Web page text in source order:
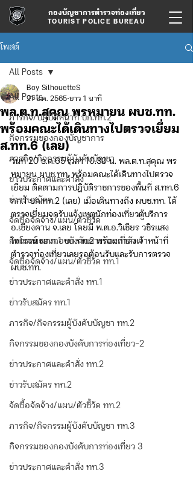
กองบัญชาการตำรวจท่องเที่ยว
TOURIST POLICE BUREAU
โพสต์
All Posts
ภารกิจ/ปฏิบัติหน้าที่ บก.ทท.2
กิจกรรมของกองบัญชาการ
ภารกิจ/กิจกรรมผู้บังคับบัญชา
ข่าวประกาศและคำสั่ง
ข่าวรับสมัคร
จัดซื้อจัดจ้าง/แผน/ตัวชี้วัด
กิจกรรมของกองบังคับการท่องเที่ยว-1
จัดซื้อจัดจ้าง/แผน/ตัวชี้วัด ทท.1
ข่าวประกาศและคำสั่ง ทท.1
ข่าวรับสมัคร ทท.1
ภารกิจ/กิจกรรมผู้บังคับบัญชา ทท.2
กิจกรรมของกองบังคับการท่องเที่ยว-2
ข่าวประกาศและคำสั่ง ทท.2
ข่าวรับสมัคร ทท.2
จัดซื้อจัดจ้าง/แผน/ตัวชี้วัด ทท.2
ภารกิจ/กิจกรรมผู้บังคับบัญชา ทท.3
กิจกรรมของกองบังคับการท่องเที่ยว 3
ข่าวประกาศและคำสั่ง ทท.3
All Posts
พล.ต.ท.สุคุณ พรหมายน ผบช.ทท.
พร้อมคณะได้เดินทางไปตรวจเยี่ยม
ส.ทท.6 (เลย)
Boy SilhouetteS
21 ธ.ค. 2565 ยาว 1 นาที
วันที่ 20 ธ.ค.65 เวลา 10.30 น. พล.ต.ท.สุคุณ พร
หมายน ผบช.ทท. พร้อมคณะได้เดินทางไปตรวจ
เยี่ยม ติดตามการปฎิบัติราชการของพื้นที่ ส.ทท.6
กก.1 บก.ทท.2 (เลย) เมื่อเดินทางถึง ผบช.ทท. ได้
ตรวจเยี่ยมจุดรับแจ้งเหตุนักท่องเที่ยวตู้บริการ
อ.เชียงคาน จ.เลย โดยมี พ.ต.อ.วิเชียร วชิรแสง
ไพโรจน์ ผกก.1 บก.ทท.2 พร้อมกำลังเจ้าหน้าที่
ตำรวจท่องเที่ยวเลยรอต้อนรับและรับการตรวจ
ผบช.ทท.